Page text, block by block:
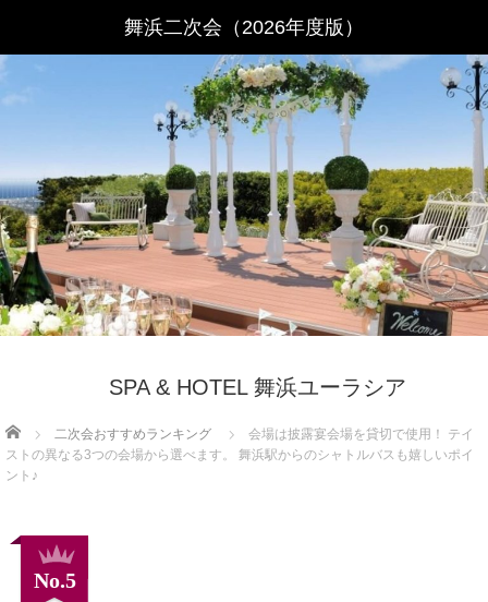
SPA & HOTEL 舞浜ユーラシア
Home 二次会おすすめランキング
会場は披露宴会場を貸切で使用！ テイ
ストの異なる3つの会場から選べます。 舞浜駅からのシャトルバスも嬉しいポイ
ント♪
No.5